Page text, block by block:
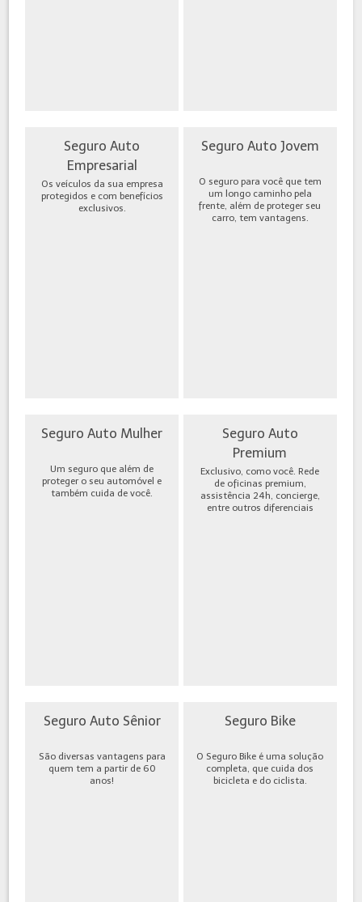
Seguro Auto
Empresarial
Os veículos da sua empresa
protegidos e com benefícios
exclusivos.
Seguro Auto Jovem
O seguro para você que tem
um longo caminho pela
frente, além de proteger seu
carro, tem vantagens.
Seguro Auto Mulher
Um seguro que além de
proteger o seu automóvel e
também cuida de você.
Seguro Auto
Premium
Exclusivo, como você. Rede
de oficinas premium,
assistência 24h, concierge,
entre outros diferenciais
Seguro Auto Sênior
São diversas vantagens para
quem tem a partir de 60
anos!
Seguro Bike
O Seguro Bike é uma solução
completa, que cuida dos
bicicleta e do ciclista.